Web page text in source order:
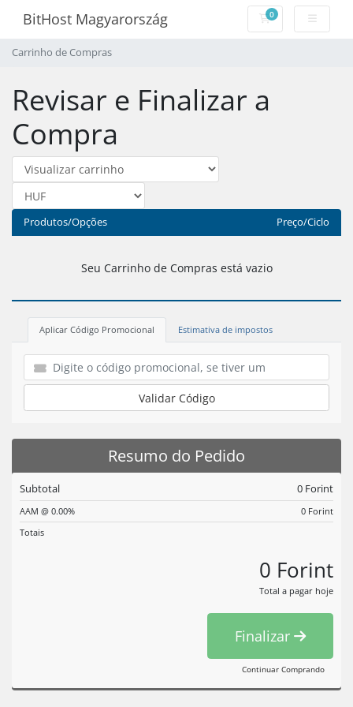
BitHost Magyarország 0Carrinho de
Carrinho de Compras
Revisar e Finalizar a
Compra
Produtos/Opções Preço/Ciclo
Seu Carrinho de Compras está vazio
Aplicar Código Promocional Estimativa de impostos
Validar Código
Resumo do Pedido
Subtotal 0 Forint
AAM @ 0.00%
0 Forint
Totais
0 Forint
Total a pagar hoje
Finalizar
Continuar Comprando